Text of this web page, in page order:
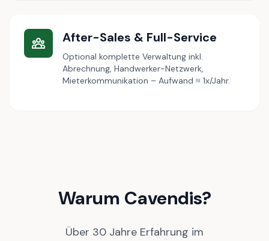
After-Sales & Full-Service
Optional komplette Verwaltung inkl.
Abrechnung, Handwerker-Netzwerk,
Mieterkommunikation – Aufwand ≈ 1x/Jahr.
Warum Cavendis?
Über 30 Jahre Erfahrung im